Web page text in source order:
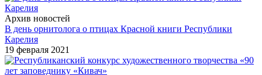
Архив новостей
В день орнитолога о птицах Красной книги Республики
Карелия
19 февраля 2021